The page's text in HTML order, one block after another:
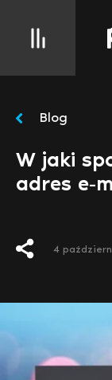
Blog
W jaki
adres e-
4